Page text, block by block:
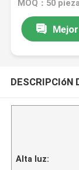
DESCRIPCIóN
Alta luz: